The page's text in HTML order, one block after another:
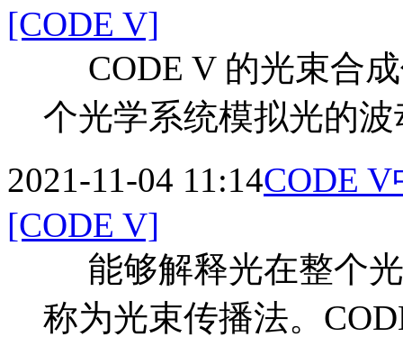
[CODE V]
CODE V 的光束合成
个光学系统模拟光的
2021-11-04 11:14CODE
[CODE V]
能够解释光在整个
称为光束传播法。